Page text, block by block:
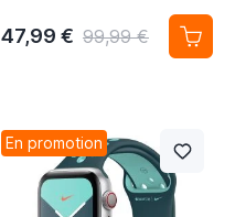
44mm / 45mm / 46mm /
49mm Or Rose
47,99 € 99,99 €
En promotion